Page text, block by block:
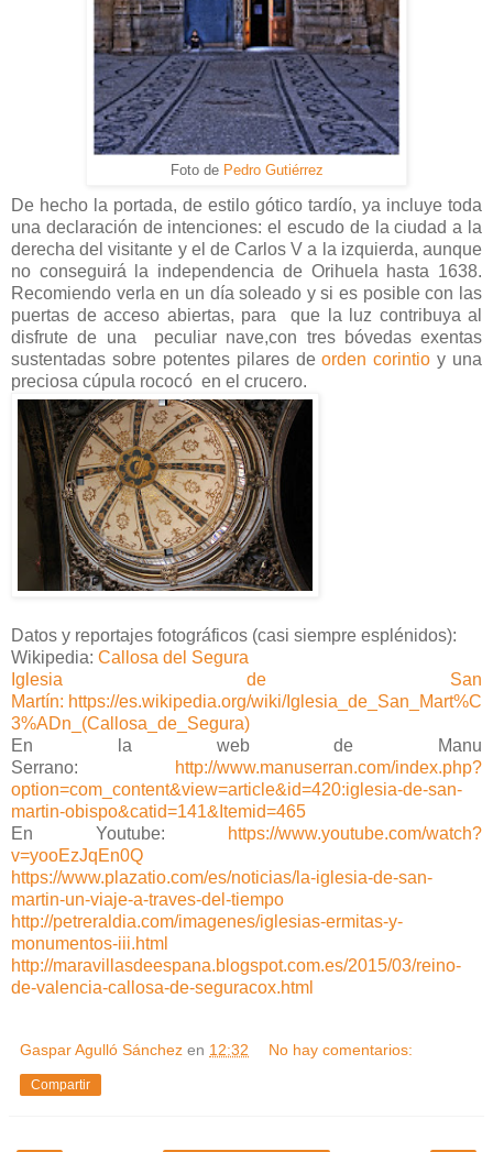
Foto de Pedro Gutiérrez
De hecho la portada, de estilo gótico tardío, ya incluye toda
una declaración de intenciones: el escudo de la ciudad a la
derecha del visitante y el de Carlos V a la izquierda, aunque
no conseguirá la independencia de Orihuela hasta 1638.
Recomiendo verla en un día soleado y si es posible con las
puertas de acceso abiertas, para que la luz contribuya al
disfrute de una peculiar nave,con tres bóvedas exentas
sustentadas sobre potentes pilares deorden corintio y una
preciosa cúpula rococó en el crucero.
Datos y reportajes fotográficos (casi siempre esplénidos):
Wikipedia: Callosa del Segura
Iglesia de San
Martín: https://es.wikipedia.org/wiki/Iglesia_de_San_Mart%C
3%ADn_(Callosa_de_Segura)
En la web de Manu
Serrano:
http://www.manuserran.com/index.php?
option=com_content&view=article&id=420:iglesia-de-san-
martin-obispo&catid=141&Itemid=465
En Youtube:
https://www.youtube.com/watch?
v=yooEzJqEn0Q
https://www.plazatio.com/es/noticias/la-iglesia-de-san-
martin-un-viaje-a-traves-del-tiempo
http://petreraldia.com/imagenes/iglesias-ermitas-y-
monumentos-iii.html
http://maravillasdeespana.blogspot.com.es/2015/03/reino-
de-valencia-callosa-de-seguracox.html
Gaspar Agulló Sánchez en 12:32 No hay comentarios:
Compartir